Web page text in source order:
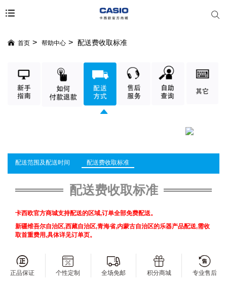
首页 帮助中心 配送费收取标准
配送范围及配送时间 配送费收取标准
配送费收取标准
卡西欧官方商城支持配送的区域,订单全部免费配送。
新疆维吾尔自治区,西藏自治区,青海省,内蒙古自治区的乐器产品配送,需收
取首重费用,具体详见订单页。
正品保证 个性定制 全场免邮 积分商城 专业售后